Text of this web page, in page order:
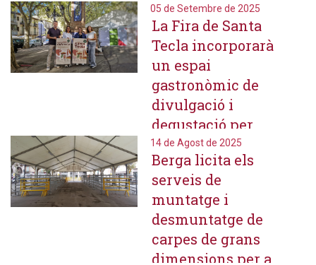
d'aparells
audiovisuals per
a esdeveniments
05 de Setembre de 2025
La Fira de Santa
Tecla incorporarà
un espai
gastronòmic de
divulgació i
degustació per
promocionar la
riquesa del
territori i el
producte de
proximitat
14 de Agost de 2025
Berga licita els
serveis de
muntatge i
desmuntatge de
carpes de grans
dimensions per a